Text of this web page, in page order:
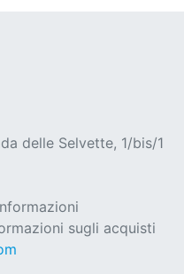
delle Selvette, 1/bis/1
sugli acquisti